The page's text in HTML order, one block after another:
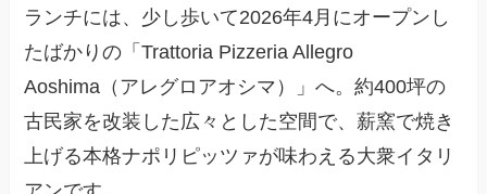
ランチには、少し歩いて2026年4月にオープンし
たばかりの「Trattoria Pizzeria Allegro
Aoshima（アレグロアオシマ）」へ。約400坪の
古民家を改装した広々とした空間で、薪窯で焼き
上げる本格ナポリピッツァが味わえる大衆イタリ